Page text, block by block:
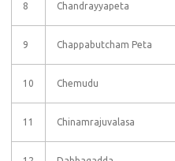
8 Chandrayyapeta
9 Chappabutcham Peta
10 Chemudu
11 Chinamrajuvalasa